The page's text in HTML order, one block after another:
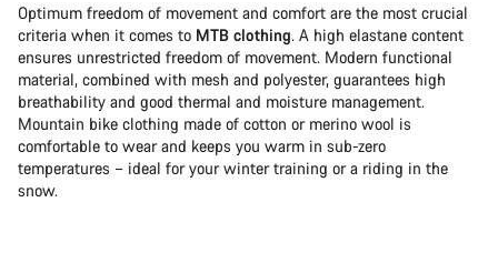
Optimum freedom of movement and comfort are the most crucial
criteria when it comes to MTB clothing. A high elastane content
ensures unrestricted freedom of movement. Modern functional
material, combined with mesh and polyester, guarantees high
breathability and good thermal and moisture management.
Mountain bike clothing made of cotton or merino wool is
comfortable to wear and keeps you warm in sub-zero
temperatures – ideal for your winter training or a riding in the
snow.